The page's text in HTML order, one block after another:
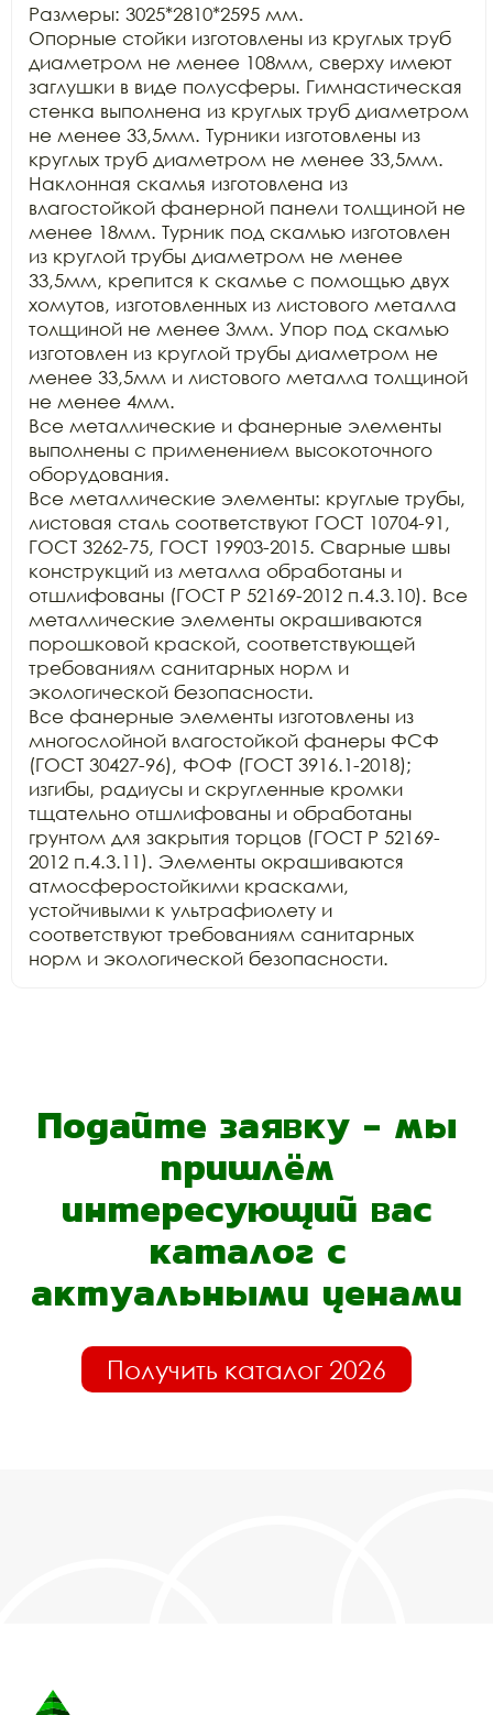
Размеры: 3025*2810*2595 мм.
Опорные стойки изготовлены из круглых труб
диаметром не менее 108мм, сверху имеют
заглушки в виде полусферы. Гимнастическая
стенка выполнена из круглых труб диаметром
не менее 33,5мм. Турники изготовлены из
круглых труб диаметром не менее 33,5мм.
Наклонная скамья изготовлена из
влагостойкой фанерной панели толщиной не
менее 18мм. Турник под скамью изготовлен
из круглой трубы диаметром не менее
33,5мм, крепится к скамье с помощью двух
хомутов, изготовленных из листового металла
толщиной не менее 3мм. Упор под скамью
изготовлен из круглой трубы диаметром не
менее 33,5мм и листового металла толщиной
не менее 4мм.
Все металлические и фанерные элементы
выполнены с применением высокоточного
оборудования.
Все металлические элементы: круглые трубы,
листовая сталь соответствуют ГОСТ 10704-91,
ГОСТ 3262-75, ГОСТ 19903-2015. Сварные швы
конструкций из металла обработаны и
отшлифованы (ГОСТ Р 52169-2012 п.4.3.10). Все
металлические элементы окрашиваются
порошковой краской, соответствующей
требованиям санитарных норм и
экологической безопасности.
Все фанерные элементы изготовлены из
многослойной влагостойкой фанеры ФСФ
(ГОСТ 30427-96), ФОФ (ГОСТ 3916.1-2018);
изгибы, радиусы и скругленные кромки
тщательно отшлифованы и обработаны
грунтом для закрытия торцов (ГОСТ Р 52169-
2012 п.4.3.11). Элементы окрашиваются
атмосферостойкими красками,
устойчивыми к ультрафиолету и
соответствуют требованиям санитарных
Подайте заявку - мы
пришлём
интересующий вас
каталог с
актуальными ценами
Получить каталог 2026